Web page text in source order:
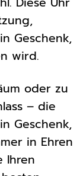
Geschenk,
wird.
oder zu
– die
Geschenk,
in Ehren
Ihren